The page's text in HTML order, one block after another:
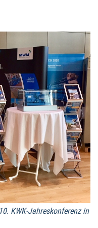
KWK-Jahreskonferenz in